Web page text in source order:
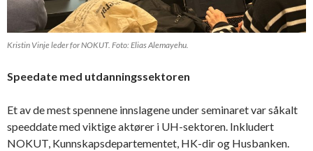
Kristin Vinje leder for NOKUT. Foto: Elias Alemayehu.
Speedate med utdanningssektoren
Et av de mest spennene innslagene under seminaret var såkalt
speeddate med viktige aktører i UH-sektoren. Inkludert
NOKUT, Kunnskapsdepartementet, HK-dir og Husbanken.